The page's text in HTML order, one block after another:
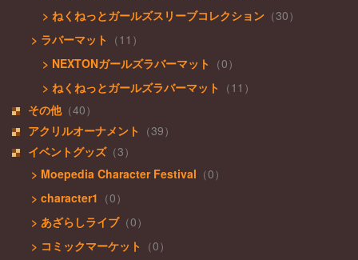
> ねくねっとガールズスリーブコレクション （30）
> ラバーマット （11）
> NEXTONガールズラバーマット （0）
> ねくねっとガールズラバーマット （11）
その他（40）
アクリルオーナメント （39）
イベントグッズ（3）
> Moepedia Character Festival （0）
> character1 （0）
> あざらしライブ（0）
> コミックマーケット （0）